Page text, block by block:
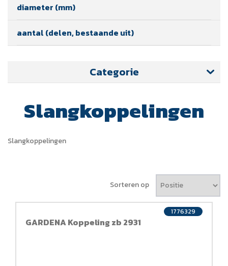
diameter (mm)
aantal (delen, bestaande uit)
Categorie
Slangkoppelingen
Slangkoppelingen
Sorteren op
GARDENA Koppeling zb 2931
1776329